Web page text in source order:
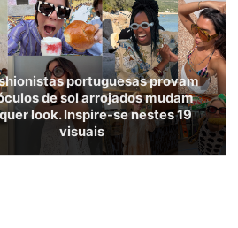
portuguesas provam
de sol arrojados mudam
look. Inspire-se nestes 19
visuais